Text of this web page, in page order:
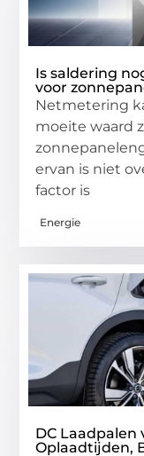
Is saldering
voor
Netmetering
moeite waard
ervan is niet
factor is
Energie
DC Laadpalen
Oplaadtijden,